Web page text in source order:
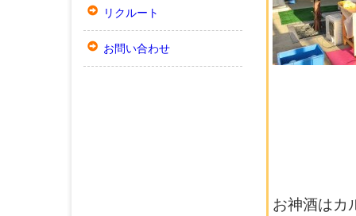
お神酒はカ
リクルート
お問い合わせ